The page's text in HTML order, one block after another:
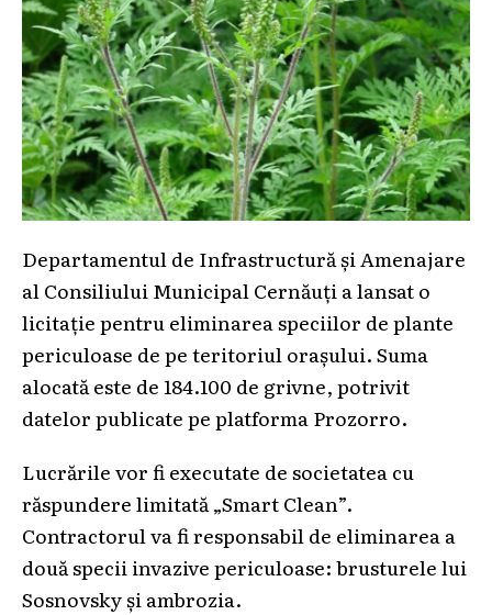
Departamentul de Infrastructură și Amenajare
al Consiliului Municipal Cernăuți a lansat o
licitație pentru eliminarea speciilor de plante
periculoase de pe teritoriul orașului. Suma
alocată este de 184.100 de grivne, potrivit
datelor publicate pe platforma Prozorro.
Lucrările vor fi executate de societatea cu
răspundere limitată „Smart Clean”.
Contractorul va fi responsabil de eliminarea a
două specii invazive periculoase: brusturele lui
Sosnovsky și ambrozia.